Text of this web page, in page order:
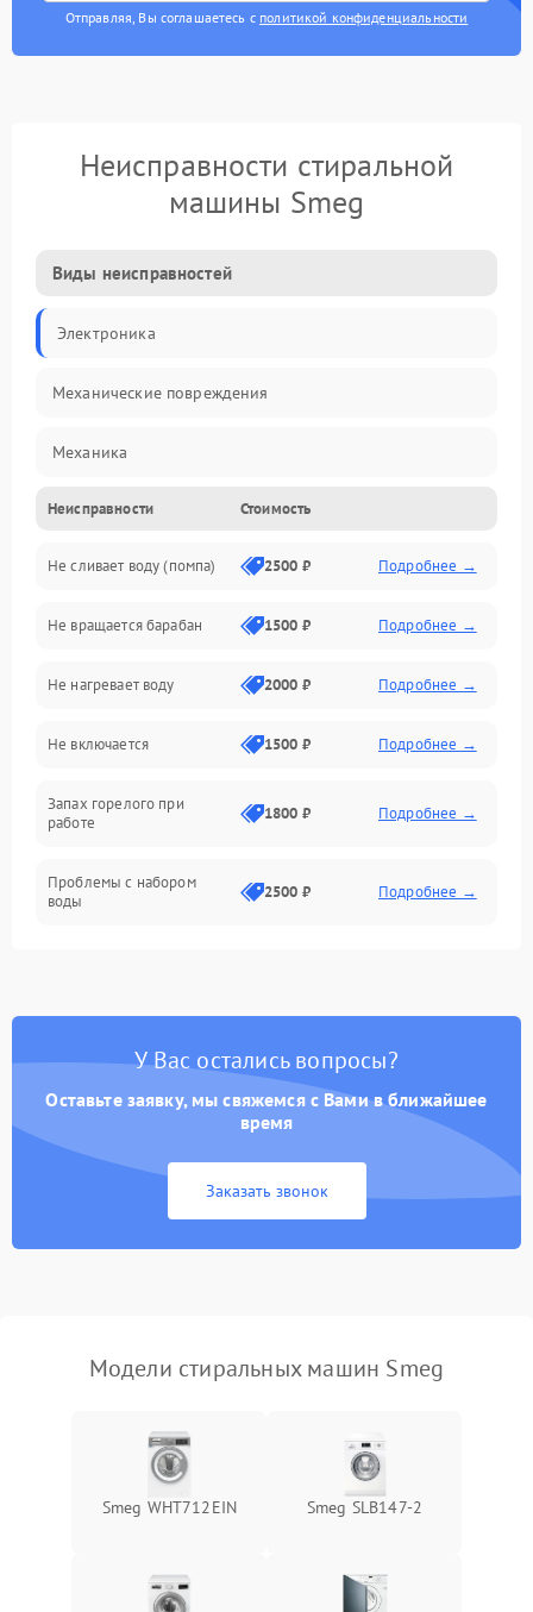
Отправляя, Вы соглашаетесь с политикой конфиденциальности
Неисправности стиральной
машины Smeg
Виды неисправностей
Электроника
Механические повреждения
Механика
Электропитание
Водоснабжение
Слив
Программное обеспечение
Неисправности Стоимость
Не сливает воду (помпа) 2500 ₽ Подробнее →
Не вращается барабан 1500 ₽ Подробнее →
Не нагревает воду 2000 ₽ Подробнее →
Не включается 1500 ₽ Подробнее →
Запах горелого при
работе
1800 ₽ Подробнее →
Проблемы с набором
воды
2500 ₽ Подробнее →
Замена платы управления 2200 ₽ Подробнее →
У Вас остались вопросы?
Оставьте заявку, мы свяжемся с Вами в ближайшее
время
Заказать звонок
Модели стиральных машин Smeg
Smeg WHT712EIN Smeg SLB147-2